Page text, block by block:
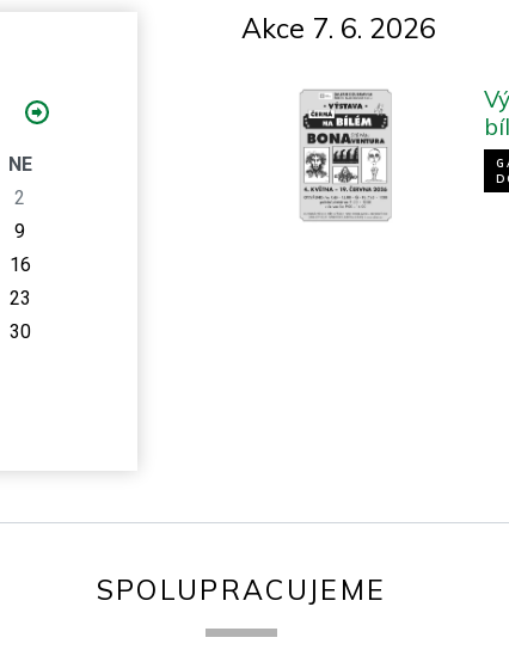
NE
2
9
16
23
30
Akce 7. 6. 2026
SPOLUPRACUJEME